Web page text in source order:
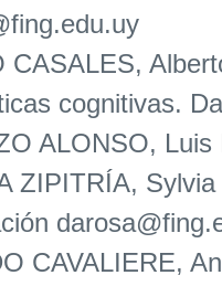
CASALES,
cognitivas.
ALONSO,
ZIPITRÍA,
CAVALIERE,